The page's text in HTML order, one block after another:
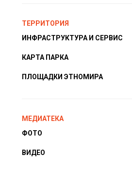
ТЕРРИТОРИЯ
ИНФРАСТРУКТУРА И СЕРВИС
КАРТА ПАРКА
ПЛОЩАДКИ ЭТНОМИРА
МЕДИАТЕКА
ФОТО
ВИДЕО